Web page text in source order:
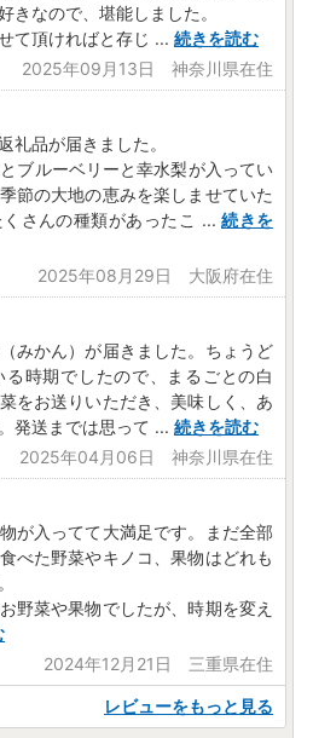
きなので、堪能しました。
て頂ければと存じ ... 続きを読む
2025年09月13日 神奈川県在住
礼品が届きました。
ブルーベリーと幸水梨が入ってい
節の大地の恵みを楽しませていた
さんの種類があったこ ... 続きを
2025年08月29日 大阪府在住
みかん）が届きました。ちょうど
時期でしたので、まるごとの白
をお送りいただき、美味しく、あ
発送までは思って ... 続きを読む
2025年04月06日 神奈川県在住
が入ってて大満足です。まだ全部
べた野菜やキノコ、果物はどれも
野菜や果物でしたが、時期を変え
2024年12月21日 三重県在住
レビューをもっと見る